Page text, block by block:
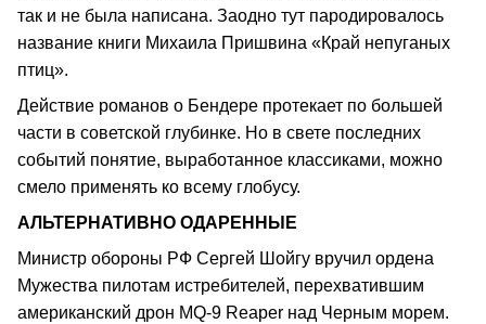
так и не была написана. Заодно тут пародировалось
название книги Михаила Пришвина «Край непуганых
птиц».
Действие романов о Бендере протекает по большей
части в советской глубинке. Но в свете последних
событий понятие, выработанное классиками, можно
смело применять ко всему глобусу.
АЛЬТЕРНАТИВНО ОДАРЕННЫЕ
Министр обороны РФ Сергей Шойгу вручил ордена
Мужества пилотам истребителей, перехватившим
американский дрон MQ-9 Reaper над Черным морем.